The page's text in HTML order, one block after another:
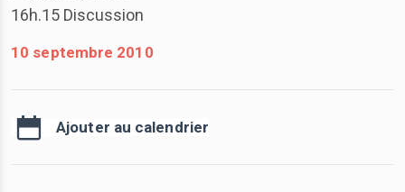
16h.15 Discussion
10 septembre 2010
Ajouter au calendrier